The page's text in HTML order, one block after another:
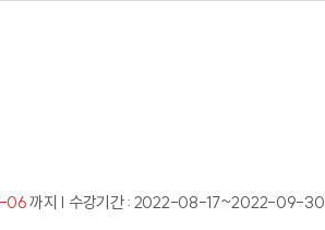
06까지 | 수강기간 : 2022-08-17~2022-09-30